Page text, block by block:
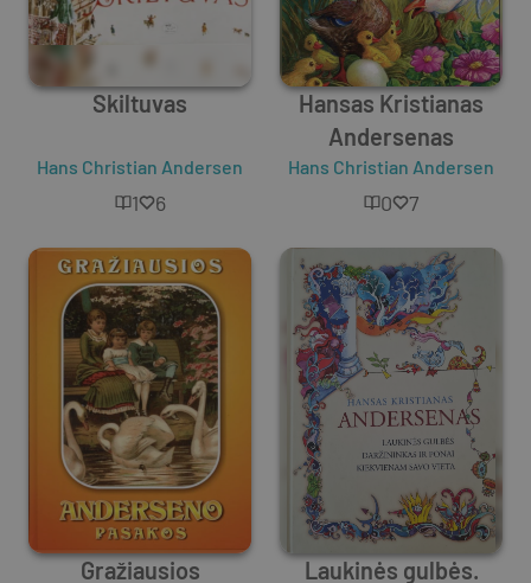
Skiltuvas
Hans Christian Andersen
1 6
Hansas Kristianas
Andersenas
Hans Christian Andersen
0 7
Gražiausios
Laukinės gulbės.